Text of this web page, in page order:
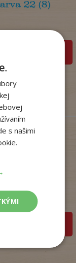
22 (8)
do košíka
do košíka
s našimi